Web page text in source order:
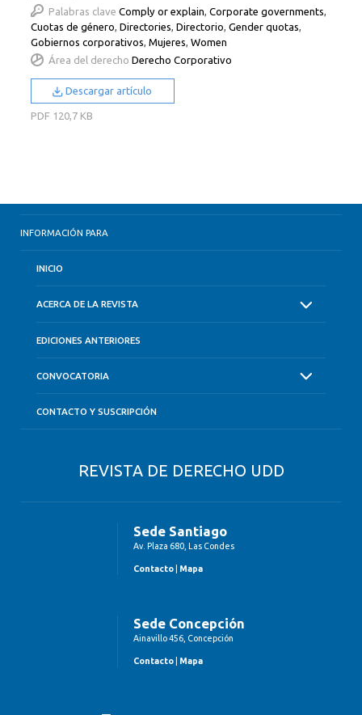
Palabras clave Comply or explain ,Corporate governments
Cuotas de género ,Directories ,Directorio ,Gender quotas
Gobiernos corporativos ,Mujeres ,Women
Área del derecho Derecho Corporativo
Descargar artículo
PDF 120,7 KB
INFORMACIÓN PARA
INICIO
ACERCA DE LA REVISTA
EDICIONES ANTERIORES
CONVOCATORIA
CONTACTO Y SUSCRIPCIÓN
REVISTA DE DERECHO UDD
Sede Santiago
Av. Plaza 680, Las Condes
Contacto Mapa
Sede Concepción
Ainavillo 456, Concepción
Contacto Mapa